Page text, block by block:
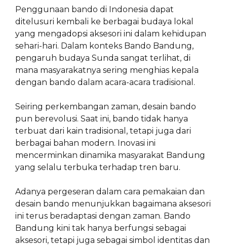
Penggunaan bando di Indonesia dapat
ditelusuri kembali ke berbagai budaya lokal
yang mengadopsi aksesori ini dalam kehidupan
sehari-hari. Dalam konteks Bando Bandung,
pengaruh budaya Sunda sangat terlihat, di
mana masyarakatnya sering menghias kepala
dengan bando dalam acara-acara tradisional.
Seiring perkembangan zaman, desain bando
pun berevolusi. Saat ini, bando tidak hanya
terbuat dari kain tradisional, tetapi juga dari
berbagai bahan modern. Inovasi ini
mencerminkan dinamika masyarakat Bandung
yang selalu terbuka terhadap tren baru.
Adanya pergeseran dalam cara pemakaian dan
desain bando menunjukkan bagaimana aksesori
ini terus beradaptasi dengan zaman. Bando
Bandung kini tak hanya berfungsi sebagai
aksesori, tetapi juga sebagai simbol identitas dan